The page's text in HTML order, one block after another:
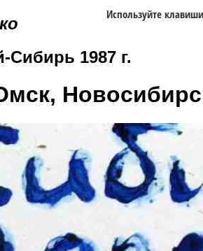
Сибирь 1987 г.
Используйте